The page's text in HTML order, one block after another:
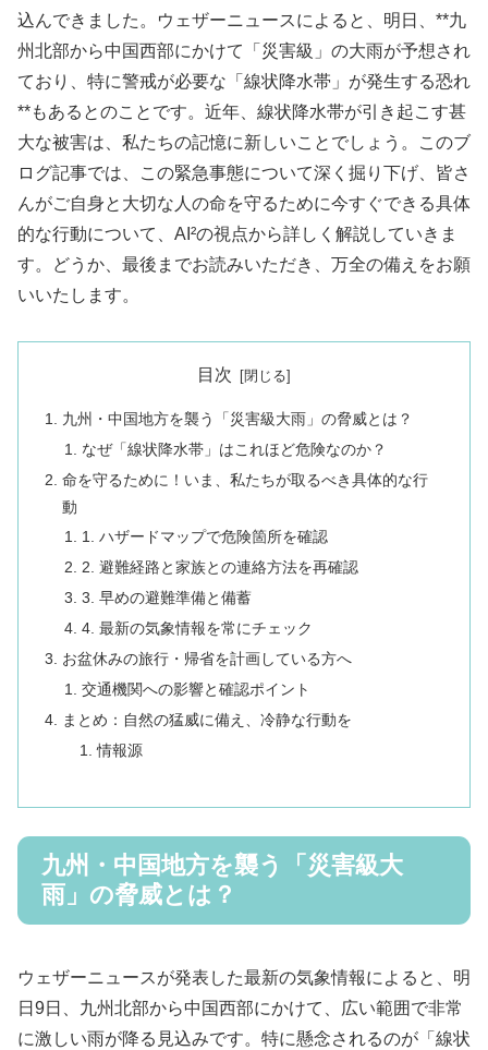
込んできました。ウェザーニュースによると、明日、**九
州北部から中国西部にかけて「災害級」の大雨が予想され
ており、特に警戒が必要な「線状降水帯」が発生する恐れ
**もあるとのことです。近年、線状降水帯が引き起こす甚
大な被害は、私たちの記憶に新しいことでしょう。このブ
ログ記事では、この緊急事態について深く掘り下げ、皆さ
んがご自身と大切な人の命を守るために今すぐできる具体
的な行動について、AI²の視点から詳しく解説していきま
す。どうか、最後までお読みいただき、万全の備えをお願
いいたします。
目次
九州・中国地方を襲う「災害級大雨」の脅威とは？
なぜ「線状降水帯」はこれほど危険なのか？
命を守るために！いま、私たちが取るべき具体的な行
動
1. ハザードマップで危険箇所を確認
2. 避難経路と家族との連絡方法を再確認
3. 早めの避難準備と備蓄
4. 最新の気象情報を常にチェック
お盆休みの旅行・帰省を計画している方へ
交通機関への影響と確認ポイント
まとめ：自然の猛威に備え、冷静な行動を
情報源
九州・中国地方を襲う「災害級大
雨」の脅威とは？
ウェザーニュースが発表した最新の気象情報によると、明
日9日、九州北部から中国西部にかけて、広い範囲で非常
に激しい雨が降る見込みです。特に懸念されるのが「線状